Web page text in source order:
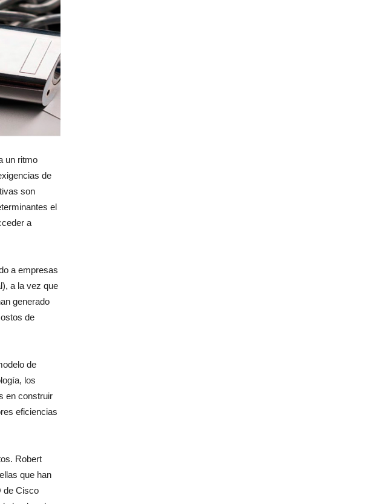
un ritmo
de
son
el
a
a empresas
a la vez que
generado
de
de
los
en construir
eficiencias
Robert
que han
de Cisco